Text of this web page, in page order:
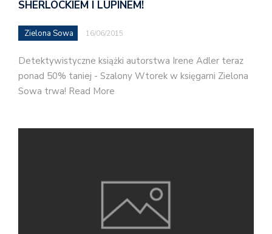
SHERLOCKIEM I LUPINEM!
Zielona Sowa 16/06/2015
Detektywistyczne książki autorstwa Irene Adler teraz
ponad 50% taniej - Szalony Wtorek w księgarni Zielona
Sowa trwa! Read More